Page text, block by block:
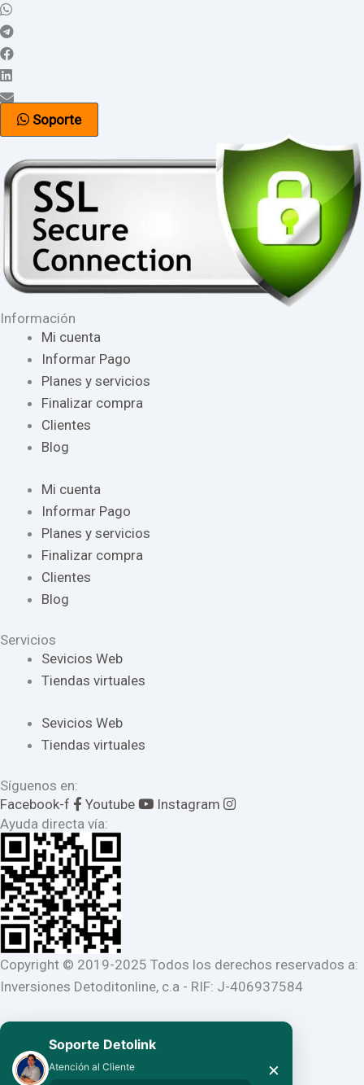
Soporte
Información
Mi cuenta
Informar Pago
Planes y servicios
Finalizar compra
Clientes
Blog
Mi cuenta
Informar Pago
Planes y servicios
Finalizar compra
Clientes
Blog
Servicios
Sevicios Web
Tiendas virtuales
Sevicios Web
Tiendas virtuales
Síguenos en:
Facebook-f
Youtube
Instagram
Ayuda directa vía:
Copyright © 2019-2025 Todos los derechos reservados a:
Inversiones Detoditonline, c.a - RIF: J-406937584
Soporte Detolink
Atención al Cliente ×